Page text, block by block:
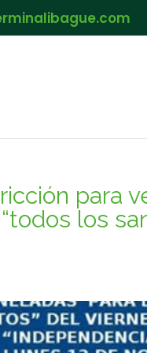
para
los